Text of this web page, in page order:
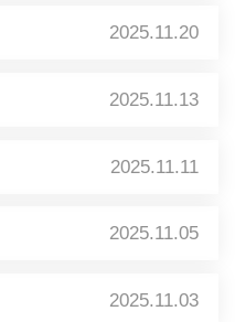
2025.11.20
2025.11.13
2025.11.11
2025.11.05
2025.11.03